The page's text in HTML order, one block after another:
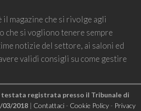
il magazine che si rivolge agli
che si vogliono tenere sempre
notizie del settore, ai saloni ed
validi consigli su come gestire
registrata presso il Tribunale di
03/2018| Contattaci- Cookie Policy- Privacy